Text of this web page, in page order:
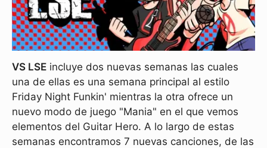
VS LSE incluye dos nuevas semanas las cuales
una de ellas es una semana principal al estilo
Friday Night Funkin' mientras la otra ofrece un
nuevo modo de juego "Mania" en el que vemos
elementos del Guitar Hero. A lo largo de estas
semanas encontramos 7 nuevas canciones, de las